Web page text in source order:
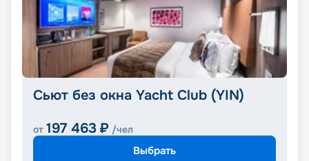
Сьют без окна Yacht Club (YIN)
от 197 463 ₽ /чел
Выбрать